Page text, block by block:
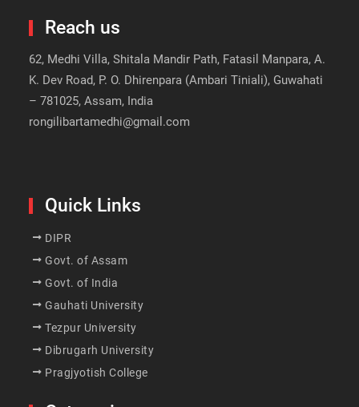
Reach us
62, Medhi Villa, Shitala Mandir Path, Fatasil Manpara, A.
K. Dev Road, P. O. Dhirenpara (Ambari Tiniali), Guwahati
– 781025, Assam, India
rongilibartamedhi@gmail.com
Quick Links
DIPR
Govt. of Assam
Govt. of India
Gauhati University
Tezpur University
Dibrugarh University
Pragjyotish College